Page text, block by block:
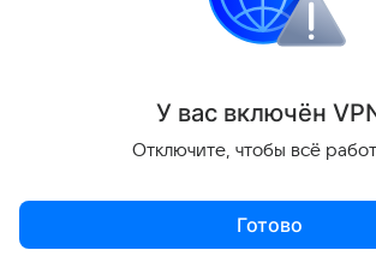
У вас включён VP
Отключите, чтобы всё
Готово